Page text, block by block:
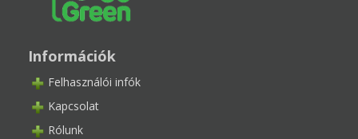
Információk
Felhasználói infók
Kapcsolat
Rólunk